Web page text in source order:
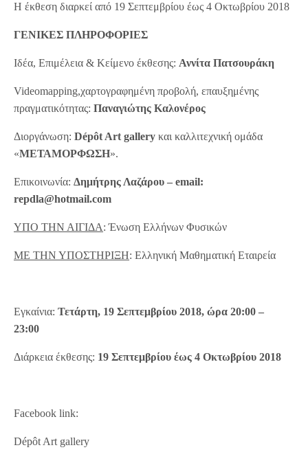
Η έκθεση διαρκεί από 19 Σεπτεμβρίου έως 4 Οκτωβρίου 2018
ΓΕΝΙΚΕΣ ΠΛΗΡΟΦΟΡΙΕΣ
Ιδέα, Επιμέλεια & Κείμενο έκθεσης:Αννίτα Πατσουράκη
Videomapping,χαρτογραφημένη προβολή, επαυξημένης
πραγματικότητας:Παναγιώτης Καλονέρος
Διοργάνωση:Dépôt Art gallery και καλλιτεχνική ομάδα
«ΜΕΤΑΜΟΡΦΩΣΗ».
Επικοινωνία:Δημήτρης Λαζάρου – email:
repdla@hotmail.com
ΥΠΟ ΤΗΝ ΑΙΓΙΔΑ: Ένωση Ελλήνων Φυσικών
ΜΕ ΤΗΝ ΥΠΟΣΤΗΡΙΞΗ: Ελληνική Μαθηματική Εταιρεία
Εγκαίνια:Τετάρτη, 19 Σεπτεμβρίου 2018, ώρα 20:00 –
23:00
Διάρκεια έκθεσης: 19 Σεπτεμβρίου έως 4 Οκτωβρίου 2018
Facebook link:
Dépôt Art gallery